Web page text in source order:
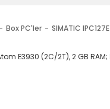
Box PC'ler SIMATIC IPC127E